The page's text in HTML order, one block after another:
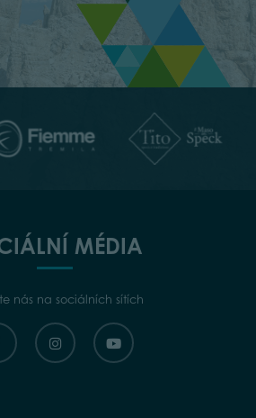
MÉDIA
nás na sociálních sítích